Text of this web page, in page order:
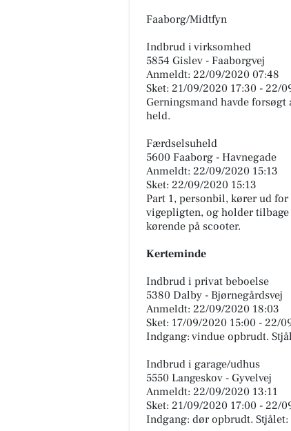
Faaborg/Midtfyn
Indbrud i virksomhed
5854 Gislev - Faaborgvej
Anmeldt: 22/09/2020 07:48
Sket: 21/09/2020 17:30 - 22/
Gerningsmand havde
held.
Færdselsuheld
5600 Faaborg - Havnegade
Anmeldt: 22/09/2020 15:13
Sket: 22/09/2020 15:13
Part 1, personbil, kører ud
vigepligten, og holder
kørende på scooter.
Kerteminde
Indbrud i privat beboelse
5380 Dalby - Bjørnegårdsvej
Anmeldt: 22/09/2020 18:03
Sket: 17/09/2020 15:00 - 22/
Indgang: vindue opbrudt.
Indbrud i garage/udhus
5550 Langeskov - Gyvelvej
Anmeldt: 22/09/2020 13:11
Sket: 21/09/2020 17:00 - 22/
Indgang: dør opbrudt.